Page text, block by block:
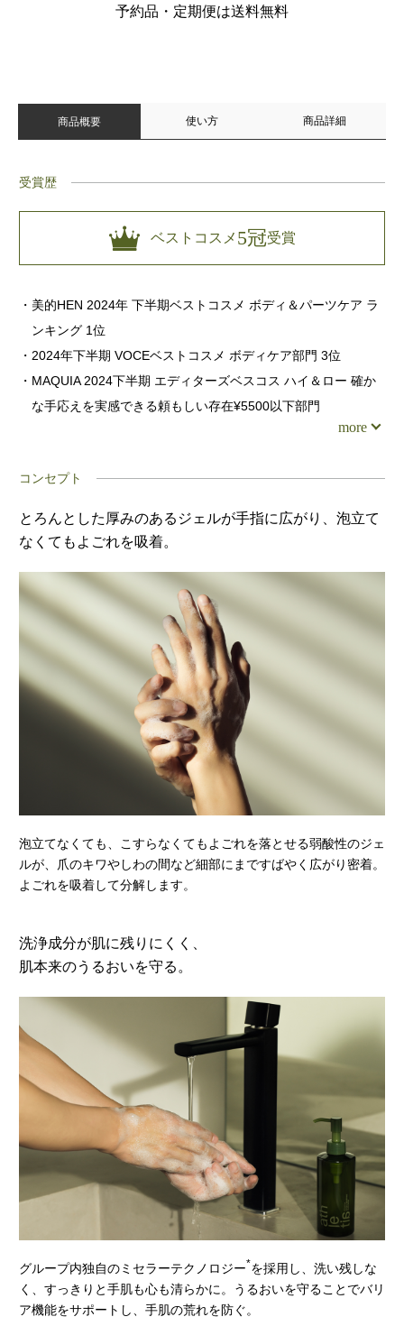
予約品・定期便は送料無料
商品概要 使い方 商品詳細
受賞歴
ベストコスメ 5冠受賞
・美的HEN 2024年 下半期ベストコスメ ボディ＆パーツケア ラ
ンキング 1位
・2024年下半期 VOCEベストコスメ ボディケア部門 3位
・MAQUIA 2024下半期 エディターズベスコス ハイ＆ロー 確か
な手応えを実感できる頼もしい存在¥5500以下部門
more
コンセプト
とろんとした厚みのあるジェルが手指に広がり、 泡立て
なくてもよごれを吸着。
泡立てなくても、こすらなくてもよごれを落とせる弱酸性のジェ
ルが、爪のキワやしわの間など細部にまですばやく広がり密着。
よごれを吸着して分解します。
洗浄成分が肌に残りにくく、
肌本来のうるおいを守る。
グループ内独自のミセラーテクノロジー*を採用し、洗い残しな
く、すっきりと⼿肌も⼼も清らかに。うるおいを守ることでバリ
ア機能をサポートし、手肌の荒れを防ぐ。